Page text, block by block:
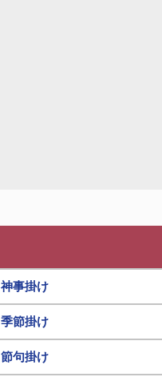
神事掛け
季節掛け
節句掛け